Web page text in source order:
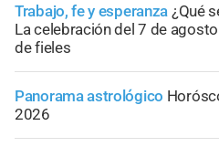
Trabajo, fe y esperanza ¿Qué
La celebración del 7 de
de fieles
Panorama astrológico
2026